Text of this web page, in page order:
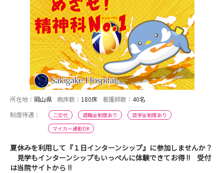
所在地： 岡山県 病床数： 180床 看護師数： 40名
制度待遇：
二交代 退職金制度あり
奨学金制度あり
マイカー通勤OK
夏休みを利用して『１日インターンシップ』に参加しませんか？
見学もインターンシップもいっぺんに体験できてお得 !! 受付
は当院サイトから !!